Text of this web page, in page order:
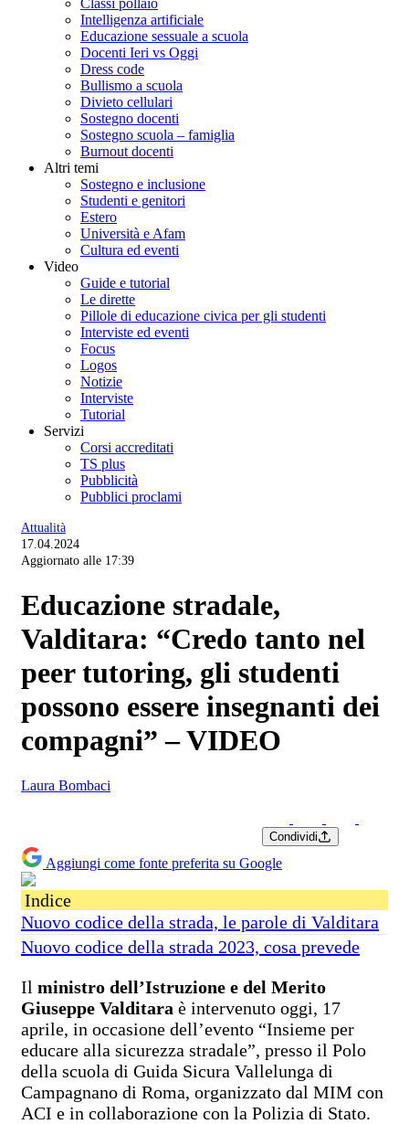
Classi pollaio
Intelligenza artificiale
Educazione sessuale a scuola
Docenti Ieri vs Oggi
Dress code
Bullismo a scuola
Divieto cellulari
Sostegno docenti
Sostegno scuola – famiglia
Burnout docenti
Altri temi
Sostegno e inclusione
Studenti e genitori
Estero
Università e Afam
Cultura ed eventi
Video
Guide e tutorial
Le dirette
Pillole di educazione civica per gli studenti
Interviste ed eventi
Focus
Logos
Notizie
Interviste
Tutorial
Servizi
Corsi accreditati
TS plus
Pubblicità
Pubblici proclami
Attualità
17.04.2024
Aggiornato alle 17:39
Educazione stradale,
Valditara: “Credo tanto nel
peer tutoring, gli studenti
possono essere insegnanti dei
compagni” – VIDEO
Laura Bombaci
Condividi
Aggiungi come fonte preferita su Google
Indice
Nuovo codice della strada, le parole di Valditara
Nuovo codice della strada 2023, cosa prevede
Il ministro dell’Istruzione e del Merito
Giuseppe Valditara è intervenuto oggi, 17
aprile, in occasione dell’evento “Insieme per
educare alla sicurezza stradale”, presso il Polo
della scuola di Guida Sicura Vallelunga di
Campagnano di Roma, organizzato dal MIM con
ACI e in collaborazione con la Polizia di Stato.